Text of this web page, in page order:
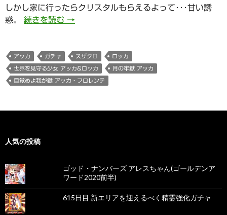
しかし家に行ったらクリスタルもらえるよって･･･甘い誘
惑。 続きを読む 599日目その2 世界を見守る少女 アッカ
→
アッカ ガチャ スザクⅢ ロッカ
世界を見守る少女 アッカ&ロッカ 月の牢獄 アッカ
目覚めよ我が鍵 アッカ・フロレンテ
人気の投稿
ゴッド・ナンバーズ アレスちゃん(ゴールデンア
ワード2020前半)
615日目 新エリアを迎えるべく精霊強化ガチャ